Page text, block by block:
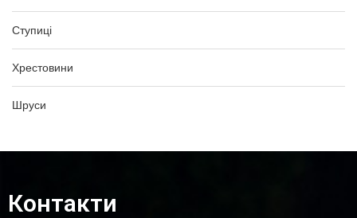
Ступиці
Хрестовини
Шруси
Контакти